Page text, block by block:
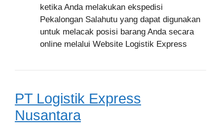
ketika Anda melakukan ekspedisi
Pekalongan Salahutu yang dapat digunakan
untuk melacak posisi barang Anda secara
online melalui Website Logistik Express
PT Logistik Express
Nusantara